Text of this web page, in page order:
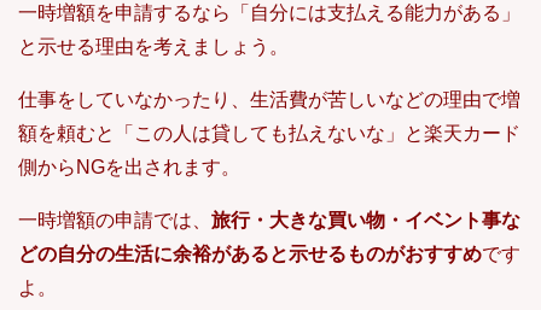
一時増額を申請するなら「自分には支払える能力がある」
と示せる理由を考えましょう。
仕事をしていなかったり、生活費が苦しいなどの理由で増
額を頼むと「この人は貸しても払えないな」と楽天カード
側からNGを出されます。
一時増額の申請では、 旅行・大きな買い物・イベント事な
どの自分の生活に余裕があると示せるものがおすすめです
よ。